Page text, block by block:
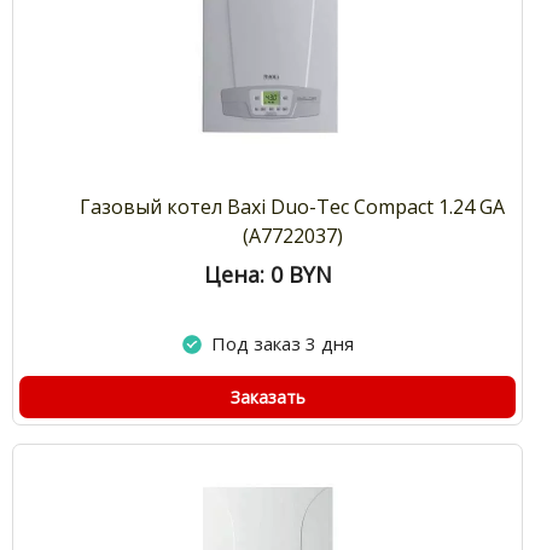
Газовый котел Baxi Duo-Tec Compact 1.24 GA
(A7722037)
Цена: 0 BYN
Под заказ 3 дня
Заказать